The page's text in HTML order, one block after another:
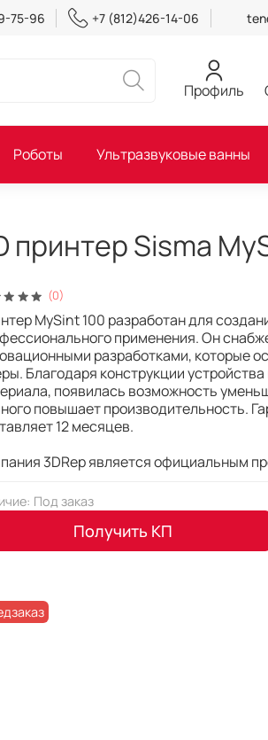
75-96 +7 (812)426-14-06
Профиль
Роботы Ультразвуковые ванны
(0)
Под заказ
принтер Sisma
Получить КП
MySint 100 разработан для
применения. Он
разработками, которые
Благодаря конструкции
появилась возможность
повышает производительность.
12 месяцев.
3DRep является официальным